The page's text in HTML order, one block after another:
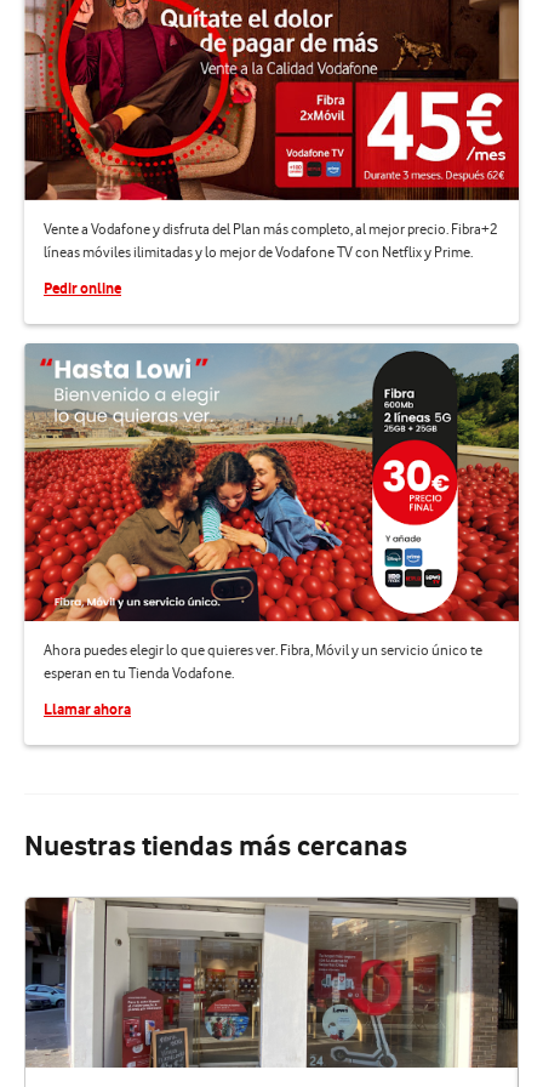
Vente a Vodafone y disfruta del Plan más completo, al mejor precio. Fibra+2
líneas móviles ilimitadas y lo mejor de Vodafone TV con Netflix y Prime.
Pedir online
Ahora puedes elegir lo que quieres ver. Fibra, Móvil y un servicio único te
esperan en tu Tienda Vodafone.
Llamar ahora
Nuestras tiendas más cercanas